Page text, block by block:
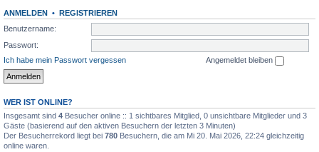
ANMELDEN • REGISTRIEREN
Benutzername:
Passwort:
Ich habe mein Passwort vergessen
Angemeldet bleiben
WER IST ONLINE?
Insgesamt sind 4 Besucher online :: 1 sichtbares Mitglied, 0 unsichtbare Mitglieder und 3
Gäste (basierend auf den aktiven Besuchern der letzten 3 Minuten)
Der Besucherrekord liegt bei 780 Besuchern, die am Mi 20. Mai 2026, 22:24 gleichzeitig
online waren.